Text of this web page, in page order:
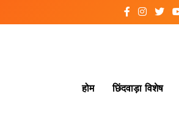
होम छिंदवाड़ा विशेष